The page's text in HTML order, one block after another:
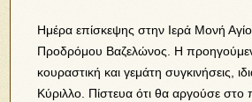
Ημέρα επίσκεψης στην Ιερά Μονή
Προδρόμου Βαζελώνος. Η
κουραστική και γεμάτη συγκινήσεις,
Κύριλλο. Πίστευα ότι θα αργούσε στο